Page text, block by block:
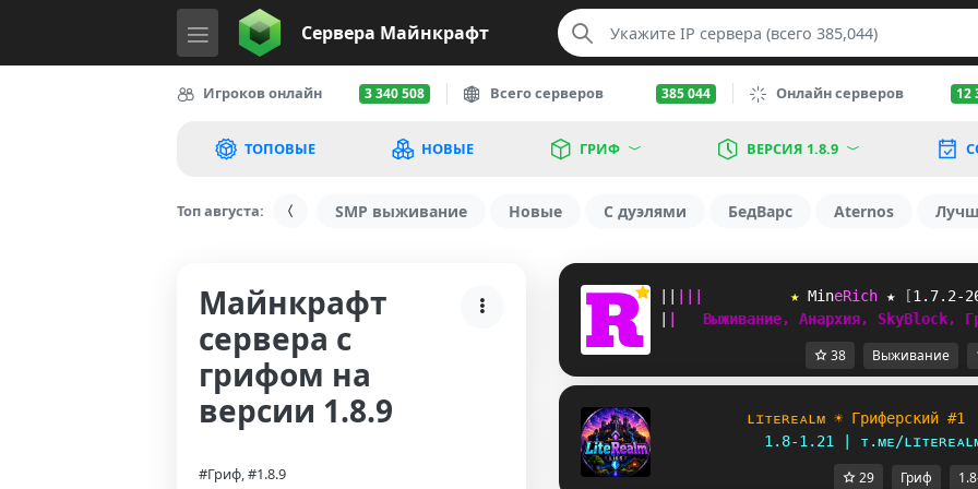
Сервера Майнкрафт
Игроков онлайн 3 340 508 Всего серверов 385 044 Онлайн серверов 12
ТОПОВЫЕ НОВЫЕ ГРИФ ВЕРСИЯ 1.8.9
Топ августа: SMP выживание Новые С дуэлями БедВарс Aternos
Майнкрафт
сервера с
грифом на
версии 1.8.9
#Гриф, #1.8.9
★ Mi neRi ch ★ [1.7.2-
Выживание, Анархия,
38 Выживание
ʟɪᴛᴇʀᴇᴀʟᴍ ☀ Гриферский #1
1.8-1.21 | ᴛ.ᴍᴇ/
29 Гриф